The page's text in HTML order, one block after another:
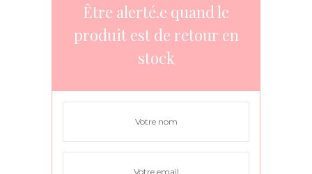
Être alerté.e quand le
produit est de retour en
stock